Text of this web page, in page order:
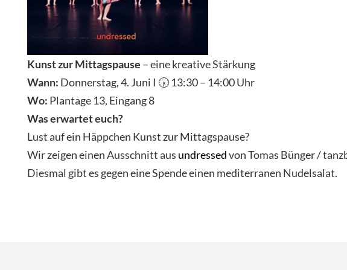
Kunst zur Mittagspause – eine kreative Stärkung
Wann: Donnerstag, 4. Juni I 🕠 13:30 – 14:00 Uhr
Wo: Plantage 13, Eingang 8
Was erwartet euch?
Lust auf ein Häppchen Kunst zur Mittagspause?
Wir zeigen einen Ausschnitt aus undressedvon Tomas Bünger /
Diesmal gibt es gegen eine Spende einen mediterranen Nudelsalat.